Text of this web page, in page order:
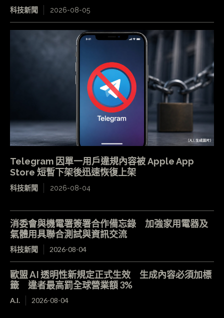
科技新聞 2026-08-05
Telegram 因單一用戶違規內容被 Apple App
Store 短暫下架後迅速恢復上架
科技新聞 2026-08-04
消委會與機電署簽署合作備忘錄 加強家用電器及
氣體用具聯合測試與資訊交流
科技新聞 2026-08-04
歐盟 AI 透明性新規定正式生效 生成內容必須加標
籤 違者最高罰全球營業額 3%
A.I. 2026-08-04